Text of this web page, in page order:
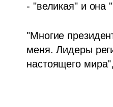
- "великая" и она
"Многие
меня. Лидеры
настоящего